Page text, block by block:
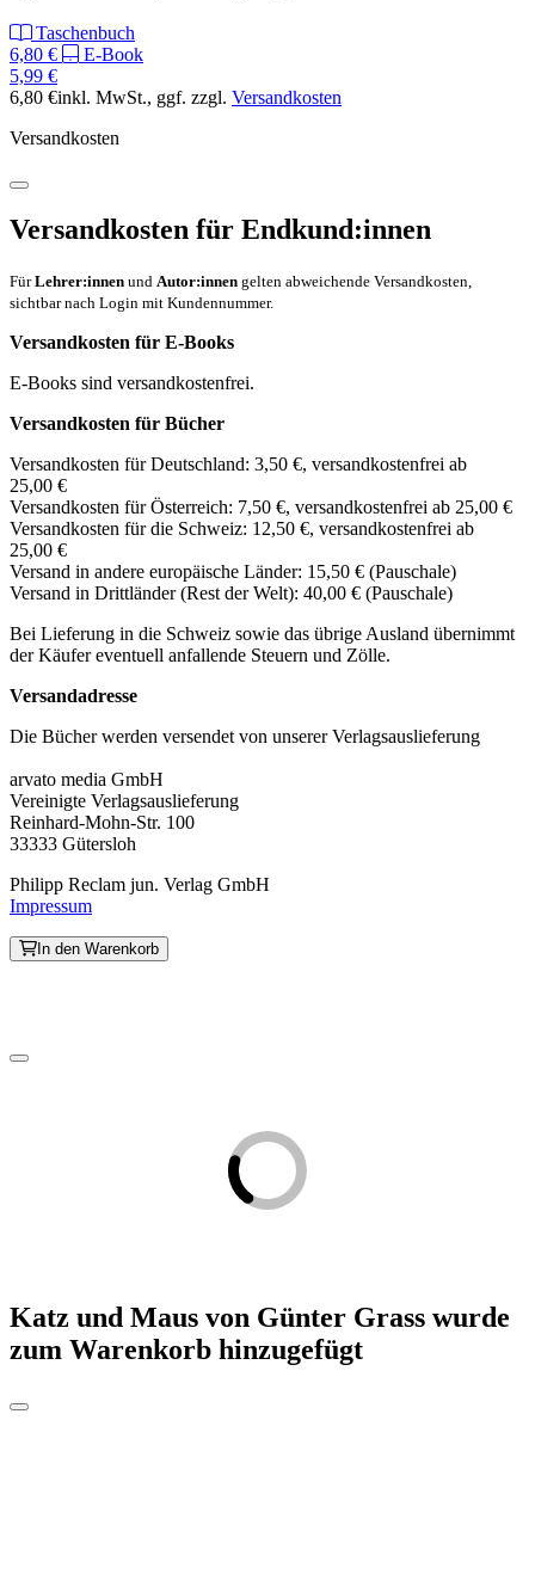
Taschenbuch
6,80 €
E-Book
5,99 €
6,80 €inkl. MwSt., ggf. zzgl. Versandkosten
Versandkosten
Versandkosten für Endkund:innen
FürLehrer:innen und Autor:innen gelten abweichende Versandkosten,
sichtbar nach Login mit Kundennummer.
Versandkosten für E-Books
E-Books sind versandkostenfrei.
Versandkosten für Bücher
Versandkosten für Deutschland: 3,50 €, versandkostenfrei ab
25,00 €
Versandkosten für Österreich: 7,50 €, versandkostenfrei ab 25,00 €
Versandkosten für die Schweiz: 12,50 €, versandkostenfrei ab
25,00 €
Versand in andere europäische Länder: 15,50 € (Pauschale)
Versand in Drittländer (Rest der Welt): 40,00 € (Pauschale)
Bei Lieferung in die Schweiz sowie das übrige Ausland übernimmt
der Käufer eventuell anfallende Steuern und Zölle.
Versandadresse
Die Bücher werden versendet von unserer Verlagsauslieferung
arvato media GmbH
Vereinigte Verlagsauslieferung
Reinhard-Mohn-Str. 100
33333 Gütersloh
Philipp Reclam jun. Verlag GmbH
Impressum
In den Warenkorb
Katz und Maus von Günter Grass wurde
zum Warenkorb hinzugefügt